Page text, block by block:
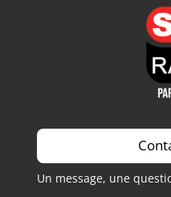
Un message, une